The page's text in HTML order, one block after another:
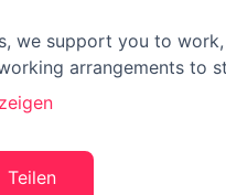
we support you to
arrangements to
Teilen